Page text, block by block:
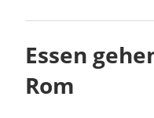
Essen
Rom